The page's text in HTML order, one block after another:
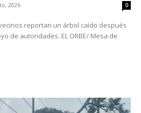
2026 0
reportan un árbol caído después
de autoridades. EL ORBE/ Mesa de